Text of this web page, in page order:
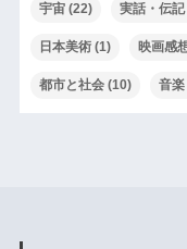
宇宙(22) 実話・伝記
日本美術(1) 映画感
都市と社会(10) 音楽